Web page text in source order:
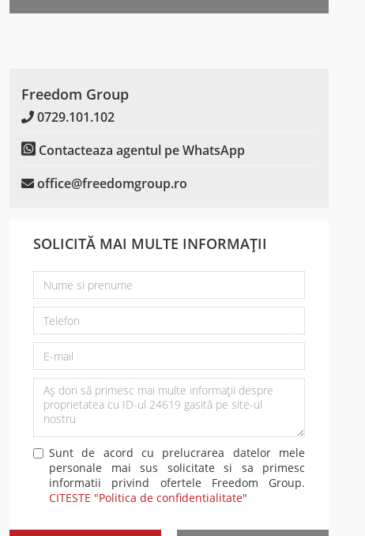
Freedom Group
0729.101.102
Contacteaza agentul pe WhatsApp
office@freedomgroup.ro
SOLICITĂ MAI MULTE INFORMAȚII
Sunt de acord cu prelucrarea datelor mele
personale mai sus solicitate si sa primesc
informatii privind ofertele Freedom Group.
CITESTE "Politica de confidentialitate"